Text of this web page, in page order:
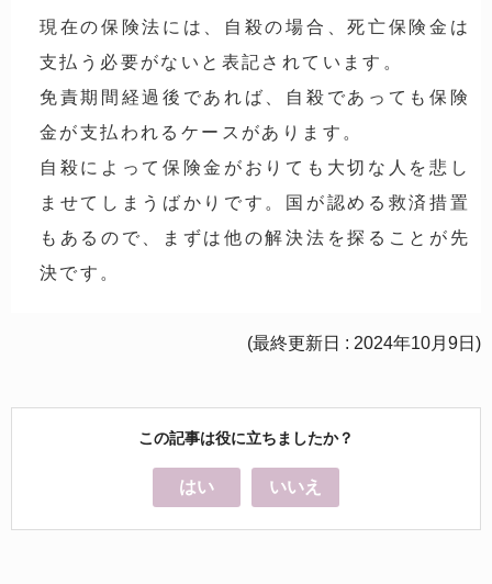
現在の保険法には、自殺の場合、死亡保険金は
支払う必要がないと表記されています。
免責期間経過後であれば、自殺であっても保険
金が支払われるケースがあります。
自殺によって保険金がおりても大切な人を悲し
ませてしまうばかりです。国が認める救済措置
もあるので、まずは他の解決法を探ることが先
決です。
(最終更新日 : 2024年10月9日)
この記事は役に立ちましたか？
はい いいえ